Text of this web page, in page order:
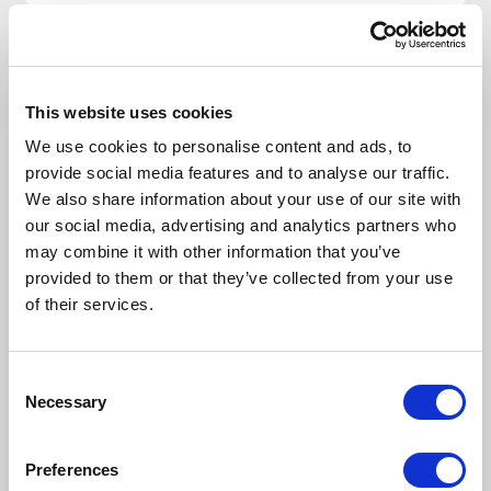
This website uses cookies
We use cookies to personalise content and ads, to
provide social media features and to analyse our traffic.
We also share information about your use of our site with
our social media, advertising and analytics partners who
may combine it with other information that you’ve
provided to them or that they’ve collected from your use
of their services.
Selection
Necessary
Preferences
ERP
19 marca 2025
BPSC ERP w chmurze!
Artykuły